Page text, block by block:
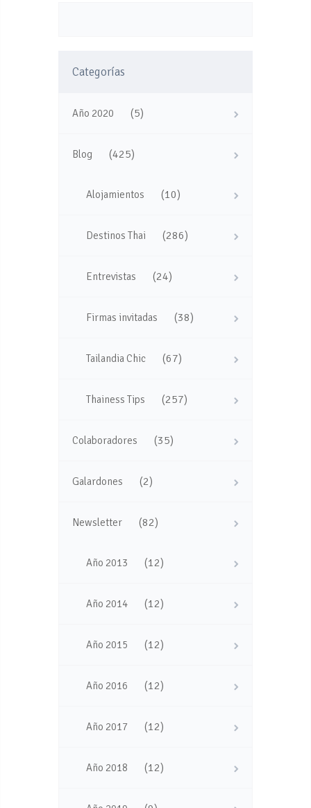
Categorías
Año 2020 (5)
Blog (425)
Alojamientos (10)
Destinos Thai (286)
Entrevistas (24)
Firmas invitadas (38)
Tailandia Chic (67)
Thainess Tips (257)
Colaboradores (35)
Galardones (2)
Newsletter (82)
Año 2013 (12)
Año 2014 (12)
Año 2015 (12)
Año 2016 (12)
Año 2017 (12)
Año 2018 (12)